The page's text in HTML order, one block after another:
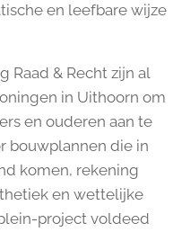
en leefbare wijze
Raad & Recht zijn al
in Uithoorn om
en ouderen aan te
bouwplannen die in
komen, rekening
en wettelijke
project voldeed